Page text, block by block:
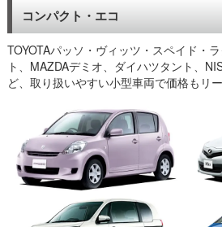
コンパクト・エコ
TOYOTAパッソ・ヴィッツ・スペイド・
ト、MAZDAデミオ、ダイハツタント、
ど、取り扱いやすい小型車両で価格もリ